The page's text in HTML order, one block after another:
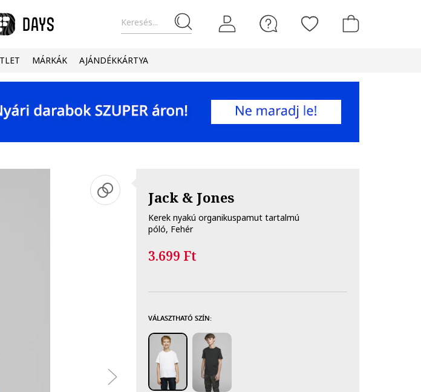
Keresés...
MÁRKÁK AJÁNDÉKKÁRTYA
Jack & Jones
Kerek nyakú organikuspamut tartalmú
póló, Fehér
3.699 Ft
VÁLASZTHATÓ SZÍN: